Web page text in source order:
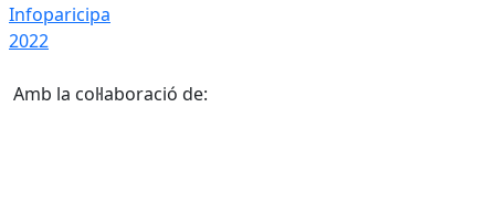
Infoparicipa
2022
Amb la col·laboració de: